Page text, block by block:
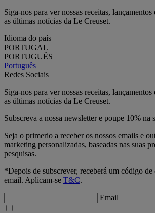
Siga-nos para ver nossas receitas,
as últimas notícias da Le Creuset.
Idioma do país
PORTUGAL
PORTUGUÊS
Português
Redes Sociais
Siga-nos para ver nossas receitas,
as últimas notícias da Le Creuset.
Subscreva a nossa newsletter e poupe 10% na
Seja o primerio a receber os nossos emails e
marketing personalizadas, baseadas nas suas
pesquisas.
*Depois de subscrever, receberá um código
email. Aplicam-se T&C.
Email